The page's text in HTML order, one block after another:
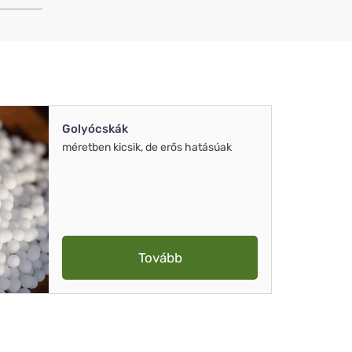
Golyócskák
méretben kicsik, de erős hatásúak
Tovább